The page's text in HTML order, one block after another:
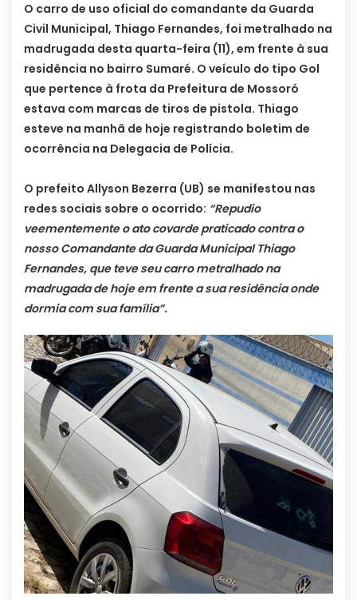
O carro de uso oficial do comandante da Guarda
Civil Municipal, Thiago Fernandes, foi metralhado na
madrugada desta quarta-feira (11), em frente à sua
residência no bairro Sumaré. O veículo do tipo Gol
que pertence à frota da Prefeitura de Mossoró
estava com marcas de tiros de pistola. Thiago
esteve na manhã de hoje registrando boletim de
ocorrência na Delegacia de Polícia.
O prefeito Allyson Bezerra (UB) se manifestou nas
redes sociais sobre o ocorrido: “Repudio
veementemente o ato covarde praticado contra o
nosso Comandante da Guarda Municipal Thiago
Fernandes, que teve seu carro metralhado na
madrugada de hoje em frente a sua residência onde
dormia com sua família”.